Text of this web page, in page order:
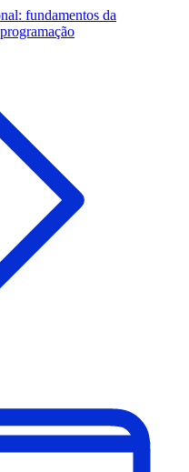
fundamentos da